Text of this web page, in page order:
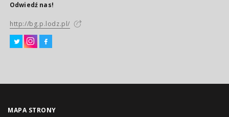
Odwiedź nas!
http://bg.p.lodz.pl/
MAPA STRONY